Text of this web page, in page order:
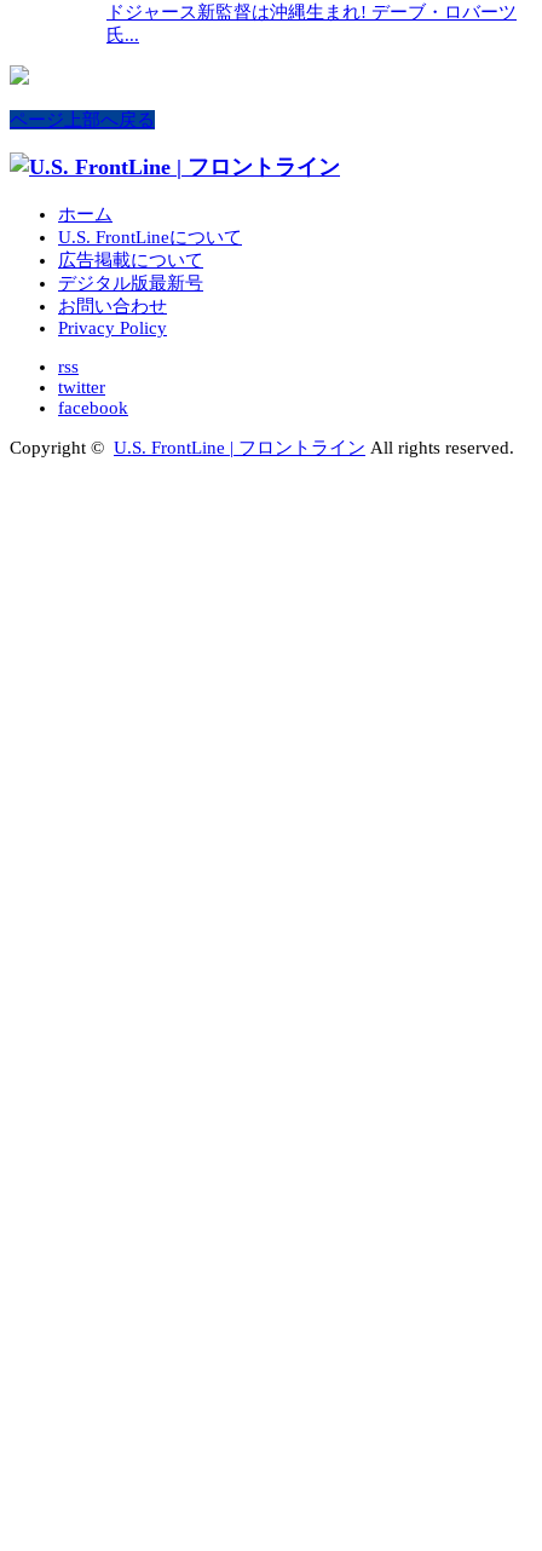
ドジャース新監督は沖縄生まれ! デーブ・ロバーツ
氏...
ページ上部へ戻る
ホーム
U.S. FrontLineについて
広告掲載について
デジタル版最新号
お問い合わせ
Privacy Policy
rss
twitter
facebook
Copyright © U.S. FrontLine | フロントライン All rights reserved.